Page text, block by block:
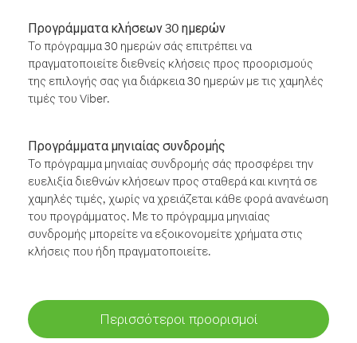
Προγράμματα κλήσεων 30 ημερών
Το πρόγραμμα 30 ημερών σάς επιτρέπει να
πραγματοποιείτε διεθνείς κλήσεις προς προορισμούς
της επιλογής σας για διάρκεια 30 ημερών με τις χαμηλές
τιμές του Viber.
Προγράμματα μηνιαίας συνδρομής
Το πρόγραμμα μηνιαίας συνδρομής σάς προσφέρει την
ευελιξία διεθνών κλήσεων προς σταθερά και κινητά σε
χαμηλές τιμές, χωρίς να χρειάζεται κάθε φορά ανανέωση
του προγράμματος. Με το πρόγραμμα μηνιαίας
συνδρομής μπορείτε να εξοικονομείτε χρήματα στις
κλήσεις που ήδη πραγματοποιείτε.
Περισσότεροι προορισμοί